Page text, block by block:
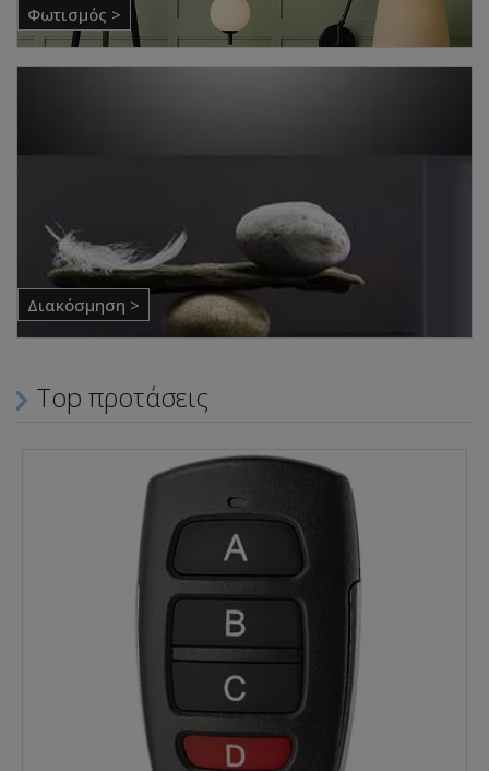
Φωτισμός >
Διακόσμηση >
Top προτάσεις